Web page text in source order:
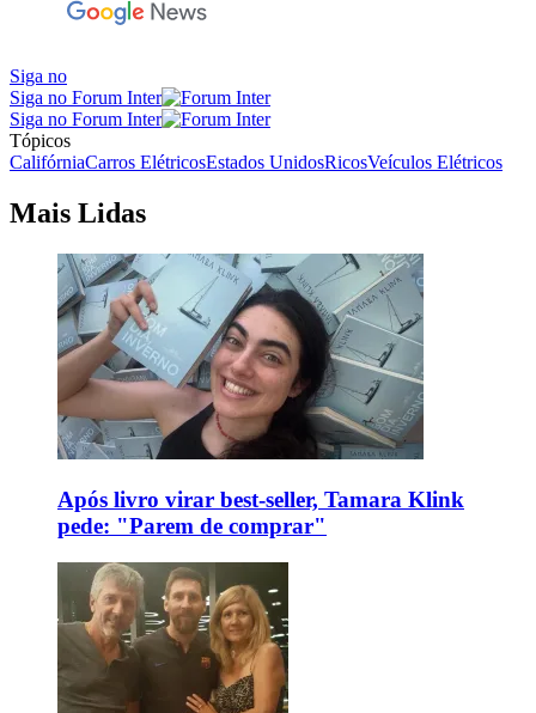
Siga no
Siga no Forum Inter
Siga no Forum Inter
Tópicos
CalifórniaCarros ElétricosEstados UnidosRicosVeículos Elétricos
Mais Lidas
Após livro virar best-seller, Tamara Klink
pede: "Parem de comprar"